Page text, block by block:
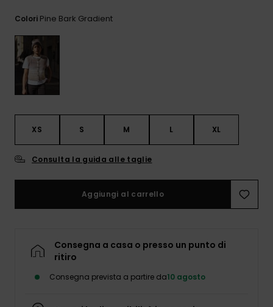
nostro
Colori Pine Bark Gradient
XS S M L XL
Consulta la guida alle taglie
Aggiungi al carrello
Consegna a casa o presso un punto di
ritiro
Consegna prevista a partire da10 agosto